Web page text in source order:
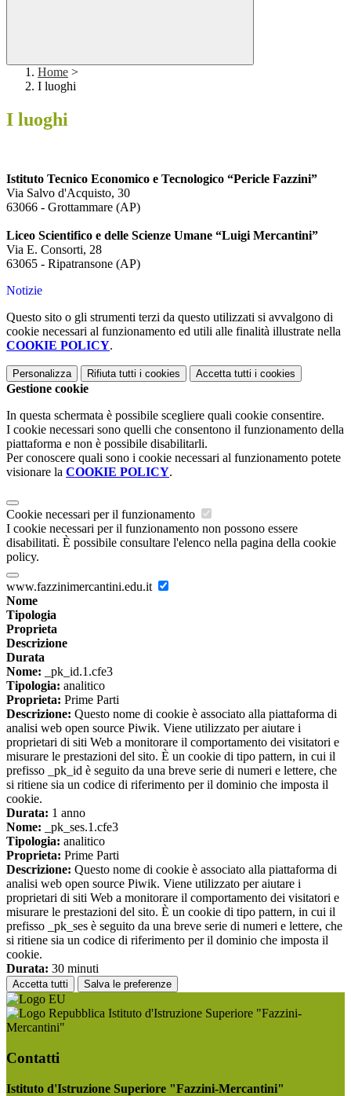
Home >
I luoghi
I luoghi
Istituto Tecnico Economico e Tecnologico “Pericle Fazzini”
Via Salvo d'Acquisto, 30
63066 - Grottammare (AP)
Liceo Scientifico e delle Scienze Umane “Luigi Mercantini”
Via E. Consorti, 28
63065 - Ripatransone (AP)
Notizie
Questo sito o gli strumenti terzi da questo utilizzati si avvalgono di
cookie necessari al funzionamento ed utili alle finalità illustrate nella
COOKIE POLICY.
Personalizza Rifiuta tutti i cookies Accetta tutti i cookies
Gestione cookie
In questa schermata è possibile scegliere quali cookie consentire.
I cookie necessari sono quelli che consentono il funzionamento della
piattaforma e non è possibile disabilitarli.
Per conoscere quali sono i cookie necessari al funzionamento potete
visionare la COOKIE POLICY.
Cookie necessari per il funzionamento
I cookie necessari per il funzionamento non possono essere
disabilitati. È possibile consultare l'elenco nella pagina della cookie
policy.
www.fazzinimercantini.edu.it
Nome
Tipologia
Proprieta
Descrizione
Durata
Nome: _pk_id.1.cfe3
Tipologia: analitico
Proprieta: Prime Parti
Descrizione: Questo nome di cookie è associato alla piattaforma di
analisi web open source Piwik. Viene utilizzato per aiutare i
proprietari di siti Web a monitorare il comportamento dei visitatori e
misurare le prestazioni del sito. È un cookie di tipo pattern, in cui il
prefisso _pk_id è seguito da una breve serie di numeri e lettere, che
si ritiene sia un codice di riferimento per il dominio che imposta il
cookie.
Durata: 1 anno
Nome: _pk_ses.1.cfe3
Tipologia: analitico
Proprieta: Prime Parti
Descrizione: Questo nome di cookie è associato alla piattaforma di
analisi web open source Piwik. Viene utilizzato per aiutare i
proprietari di siti Web a monitorare il comportamento dei visitatori e
misurare le prestazioni del sito. È un cookie di tipo pattern, in cui il
prefisso _pk_ses è seguito da una breve serie di numeri e lettere, che
si ritiene sia un codice di riferimento per il dominio che imposta il
cookie.
Durata: 30 minuti
Accetta tutti Salva le preferenze
Istituto d'Istruzione Superiore "Fazzini-
Mercantini"
Contatti
Istituto d'Istruzione Superiore "Fazzini-Mercantini"